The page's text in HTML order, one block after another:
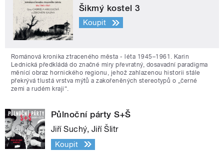
Šikmý kostel 3
Koupit
Románová kronika ztraceného města - léta 1945–1961. Karin
Lednická předkládá do značné míry převratný, dosavadní paradigma
měnící obraz hornického regionu, jehož zahlazenou historii stále
překrývá tlustá vrstva mýtů a zakořeněných stereotypů o „černé
zemi a rudém kraji“.
Půlnoční párty S+Š
Jiří Suchý, Jiří Šlitr
Koupit